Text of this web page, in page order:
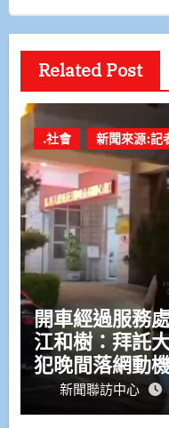
Related Post
.社會 新聞來源:記
開車經過服務
江和樹：拜託
犯晚間落網動
新聞聯訪中心